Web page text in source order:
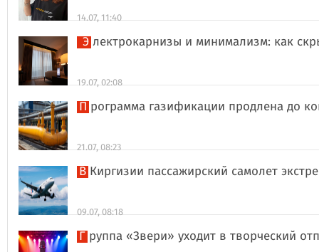
14.07, 11:40
Электрокарнизы и минимализм: как
19.07, 02:08
Программа газификации продлена до
21.07, 08:23
В Киргизии пассажирский самолет
09.07, 08:18
Группа «Звери» уходит в творческий